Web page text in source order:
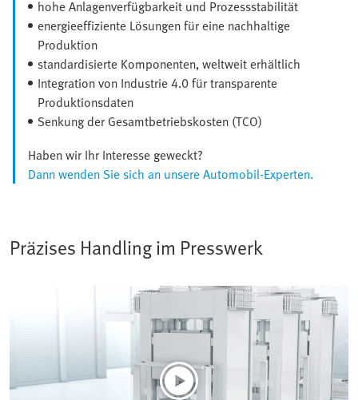
hohe Anlagenverfügbarkeit und Prozessstabilität
energieeffiziente Lösungen für eine nachhaltige
Produktion
standardisierte Komponenten, weltweit erhältlich
Integration von Industrie 4.0 für transparente
Produktionsdaten
Senkung der Gesamtbetriebskosten (TCO)
Haben wir Ihr Interesse geweckt?
Dann wenden Sie sich an unsere Automobil-Experten.
Präzises Handling im Presswerk